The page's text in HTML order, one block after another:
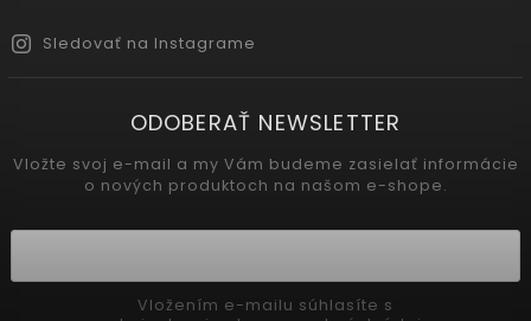
Sledovať na Instagrame
ODOBERAŤ NEWSLETTER
Vložte svoj e-mail a my Vám budeme zasielať informácie
o nových produktoch na našom e-shope.